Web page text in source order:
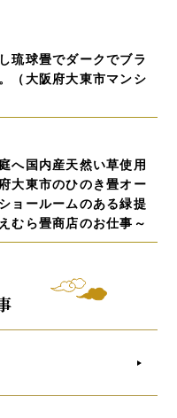
琉球畳でダークでブラ
（大阪府大東市マンシ
へ国内産天然い草使用
大東市のひのき畳オー
ョールームのある緑提
ら畳商店のお仕事～